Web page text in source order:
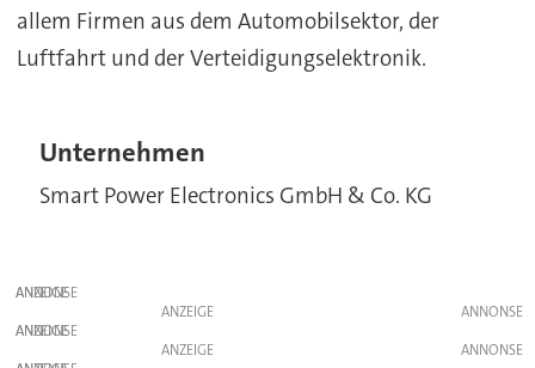
allem Firmen aus dem Automobilsektor, der
Luftfahrt und der Verteidigungselektronik.
Unternehmen
Smart Power Electronics GmbH & Co. KG
ANZEIGE
ANZEIGE
ANZEIGE
ANZEIGE